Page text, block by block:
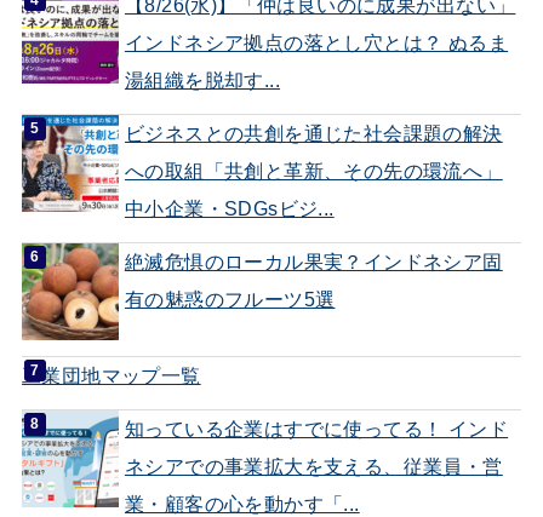
【8/26(水)】「仲は良いのに成果が出ない」
インドネシア拠点の落とし穴とは？ ぬるま
湯組織を脱却す...
ビジネスとの共創を通じた社会課題の解決
への取組「共創と革新、その先の環流へ」
中小企業・SDGsビジ...
絶滅危惧のローカル果実？インドネシア固
有の魅惑のフルーツ5選
工業団地マップ一覧
知っている企業はすでに使ってる！ インド
ネシアでの事業拡大を支える、従業員・営
業・顧客の心を動かす「...